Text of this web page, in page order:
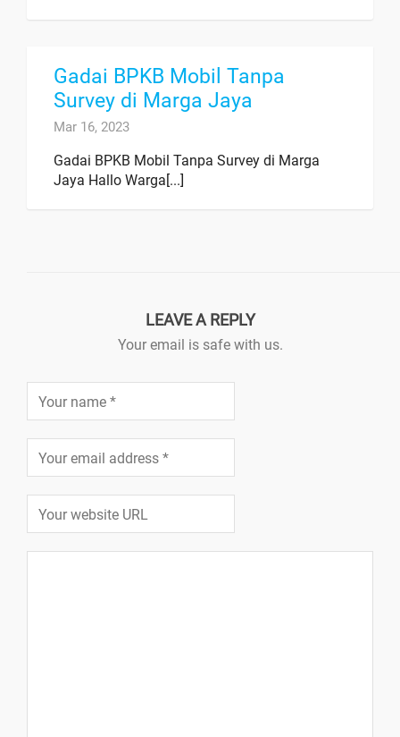
Gadai BPKB Mobil Tanpa
Survey di Marga Jaya
Mar 16, 2023
Gadai BPKB Mobil Tanpa Survey di Marga
Jaya Hallo Warga[...]
LEAVE A REPLY
Your email is safe with us.